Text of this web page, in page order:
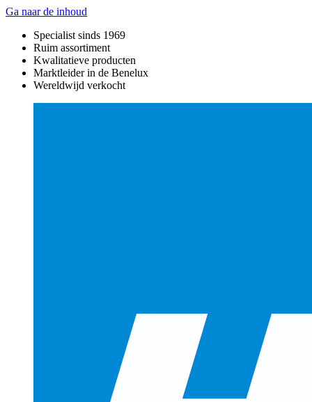
Ga naar de inhoud
Specialist sinds 1969
Ruim assortiment
Kwalitatieve producten
Marktleider in de Benelux
Wereldwijd verkocht